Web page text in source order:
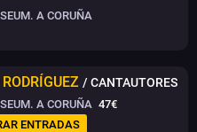
A CORUÑA
/ CANTAUTORES
A CORUÑA 47€
ENTRADAS